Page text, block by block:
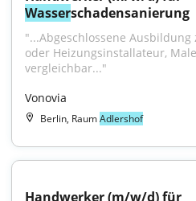
Wasserschadensanierung
"...Abgeschlossene Ausbildung
oder Heizungsinstallateur,
vergleichbar..."
Vonovia
Berlin, RaumAdlershof